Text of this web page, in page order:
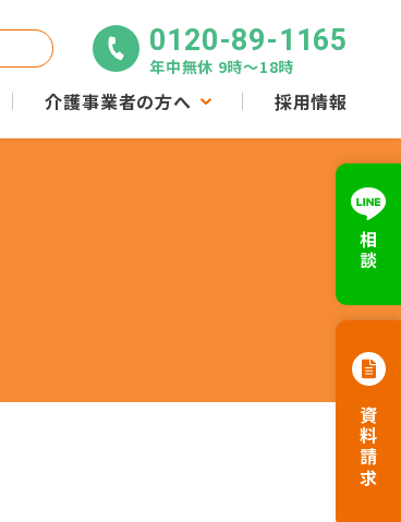
介護事業者の方へ 採用情報
0120-89-1165
年中無休 9時〜18時
相談
資料請求